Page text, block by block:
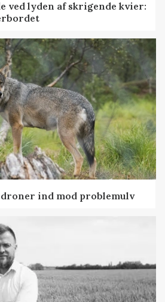
ved lyden af skrigende kvier:
ind mod problemulv